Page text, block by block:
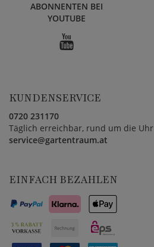
ABONNENTEN BEI
YOUTUBE
KUNDENSERVICE
0720 231170
Täglich erreichbar, rund um die Uhr
service@gartentraum.at
EINFACH BEZAHLEN